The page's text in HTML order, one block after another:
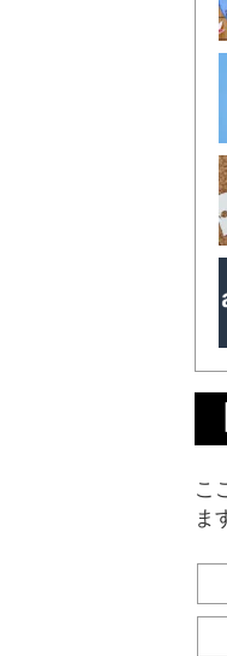
こ
ま